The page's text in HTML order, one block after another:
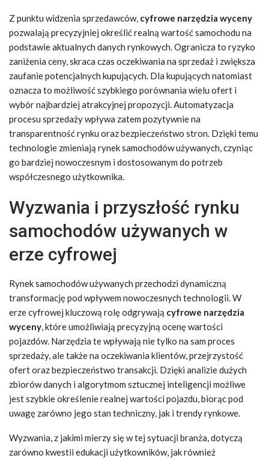
Z punktu widzenia sprzedawców, cyfrowe narzędzia wyceny
pozwalają precyzyjniej określić realną wartość samochodu na
podstawie aktualnych danych rynkowych. Ogranicza to ryzyko
zaniżenia ceny, skraca czas oczekiwania na sprzedaż i zwiększa
zaufanie potencjalnych kupujących. Dla kupujących natomiast
oznacza to możliwość szybkiego porównania wielu ofert i
wybór najbardziej atrakcyjnej propozycji. Automatyzacja
procesu sprzedaży wpływa zatem pozytywnie na
transparentność rynku oraz bezpieczeństwo stron. Dzięki temu
technologie zmieniają rynek samochodów używanych, czyniąc
go bardziej nowoczesnym i dostosowanym do potrzeb
współczesnego użytkownika.
Wyzwania i przyszłość rynku
samochodów używanych w
erze cyfrowej
Rynek samochodów używanych przechodzi dynamiczną
transformację pod wpływem nowoczesnych technologii. W
erze cyfrowej kluczową rolę odgrywają cyfrowe narzędzia
wyceny, które umożliwiają precyzyjną ocenę wartości
pojazdów. Narzędzia te wpływają nie tylko na sam proces
sprzedaży, ale także na oczekiwania klientów, przejrzystość
ofert oraz bezpieczeństwo transakcji. Dzięki analizie dużych
zbiorów danych i algorytmom sztucznej inteligencji możliwe
jest szybkie określenie realnej wartości pojazdu, biorąc pod
uwagę zarówno jego stan techniczny, jak i trendy rynkowe.
Wyzwania, z jakimi mierzy się w tej sytuacji branża, dotyczą
zarówno kwestii edukacji użytkowników, jak również